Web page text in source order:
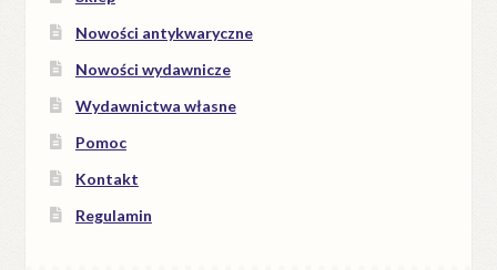
Nowości antykwaryczne
Nowości wydawnicze
Wydawnictwa własne
Pomoc
Kontakt
Regulamin